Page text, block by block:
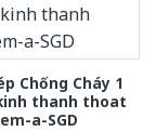
Chống Cháy 1
thanh thoat
a-SGD